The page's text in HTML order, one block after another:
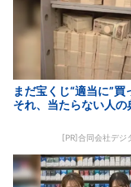
まだ宝くじ“適当に”買
それ、当たらない人の
[PR]合同会社デジ